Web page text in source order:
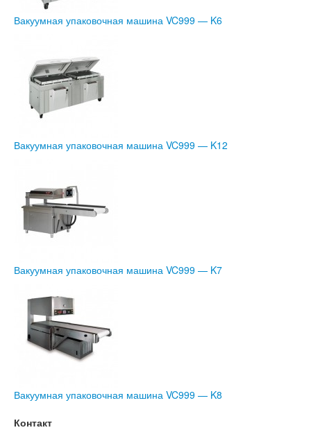
Вакуумная упаковочная машина VC999 — K6
Вакуумная упаковочная машина VC999 — K12
Вакуумная упаковочная машина VC999 — K7
Вакуумная упаковочная машина VC999 — K8
Контакт